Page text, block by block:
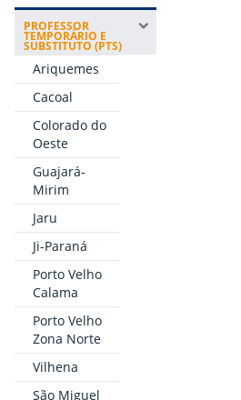
PROFESSOR
TEMPORÁRIO E
SUBSTITUTO (PTS)
Ariquemes
Cacoal
Colorado do
Oeste
Guajará-
Mirim
Jaru
Ji-Paraná
Porto Velho
Calama
Porto Velho
Zona Norte
Vilhena
São Miguel